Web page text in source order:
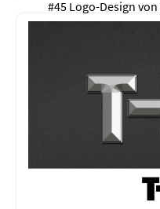
#45 Logo-Design von